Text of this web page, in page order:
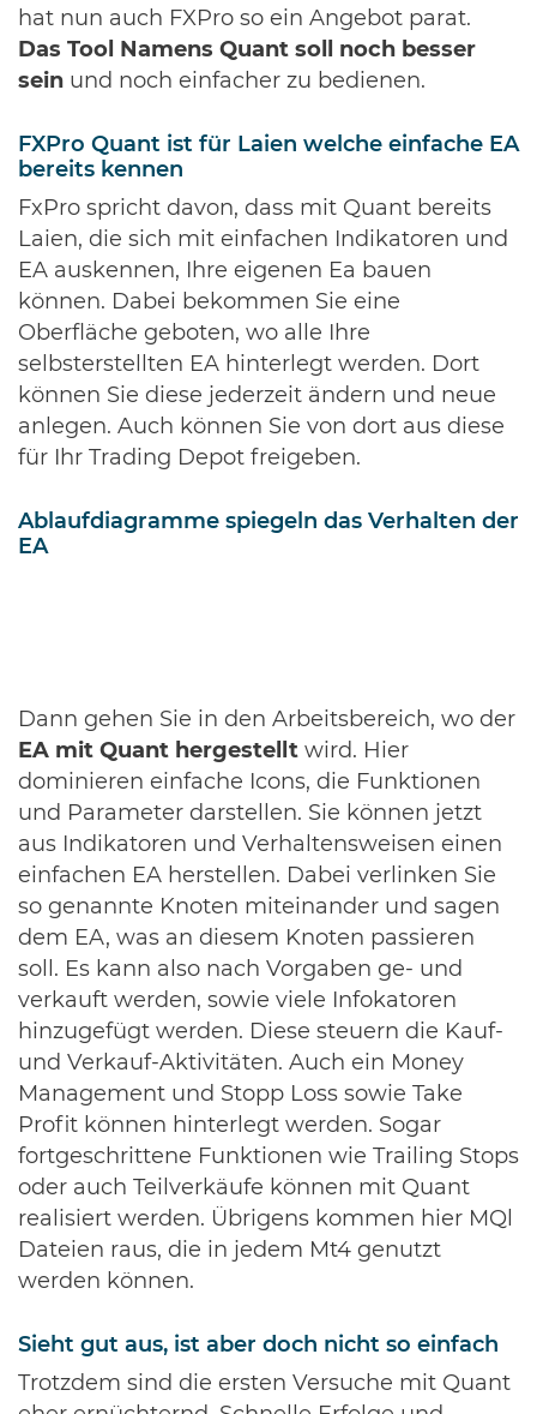
hat nun auch FXPro so ein Angebot parat.
Das Tool Namens Quant soll noch besser
sein und noch einfacher zu bedienen.
FXPro Quant ist für Laien welche einfache EA
bereits kennen
FxPro spricht davon, dass mit Quant bereits
Laien, die sich mit einfachen Indikatoren und
EA auskennen, Ihre eigenen Ea bauen
können. Dabei bekommen Sie eine
Oberfläche geboten, wo alle Ihre
selbsterstellten EA hinterlegt werden. Dort
können Sie diese jederzeit ändern und neue
anlegen. Auch können Sie von dort aus diese
für Ihr Trading Depot freigeben.
Ablaufdiagramme spiegeln das Verhalten der
EA
Dann gehen Sie in den Arbeitsbereich, wo der
EA mit Quant hergestellt wird. Hier
dominieren einfache Icons, die Funktionen
und Parameter darstellen. Sie können jetzt
aus Indikatoren und Verhaltensweisen einen
einfachen EA herstellen. Dabei verlinken Sie
so genannte Knoten miteinander und sagen
dem EA, was an diesem Knoten passieren
soll. Es kann also nach Vorgaben ge- und
verkauft werden, sowie viele Infokatoren
hinzugefügt werden. Diese steuern die Kauf-
und Verkauf-Aktivitäten. Auch ein Money
Management und Stopp Loss sowie Take
Profit können hinterlegt werden. Sogar
fortgeschrittene Funktionen wie Trailing Stops
oder auch Teilverkäufe können mit Quant
realisiert werden. Übrigens kommen hier MQl
Dateien raus, die in jedem Mt4 genutzt
werden können.
Sieht gut aus, ist aber doch nicht so einfach
Trotzdem sind die ersten Versuche mit Quant